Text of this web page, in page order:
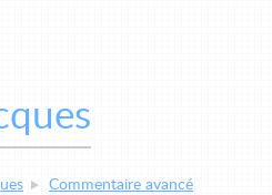
Commentaire avancé